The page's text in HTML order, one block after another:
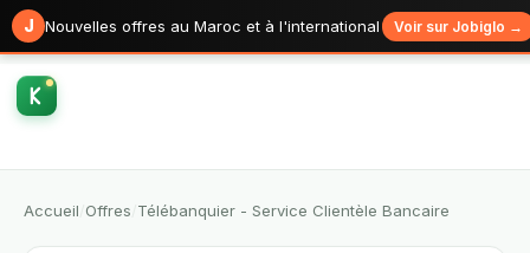
J Nouvelles offres au Maroc et à l'international Voir sur Jobiglo →
Accueil Offres Télébanquier - Service Clientèle Bancaire